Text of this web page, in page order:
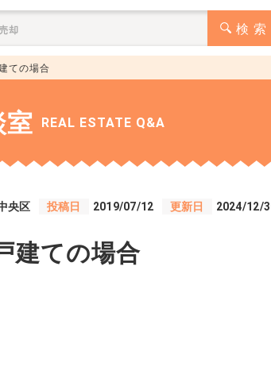
検 索
ての場合
室 REAL ESTATE Q&A
央区 投稿日 2019/07/12 更新日 2024/12/
建ての場合